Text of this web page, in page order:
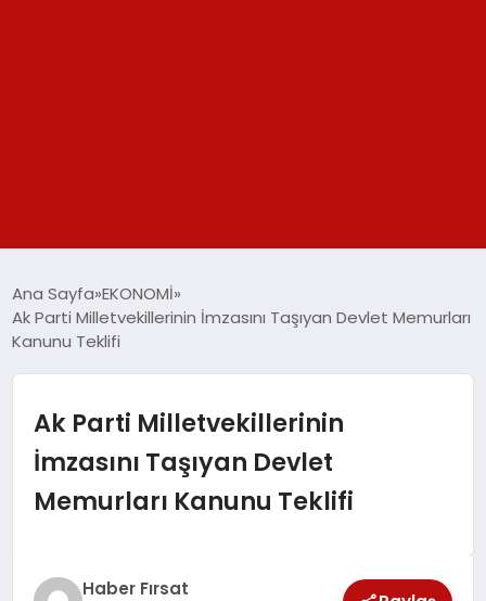
TEKNOLOJİ
SAĞLIK
Ana Sayfa EKONOMİ
Ak Parti Milletvekillerinin İmzasını Taşıyan Devlet Memurları
Kanunu Teklifi
Ak Parti Milletvekillerinin
İmzasını Taşıyan Devlet
Memurları Kanunu Teklifi
Haber Fırsat